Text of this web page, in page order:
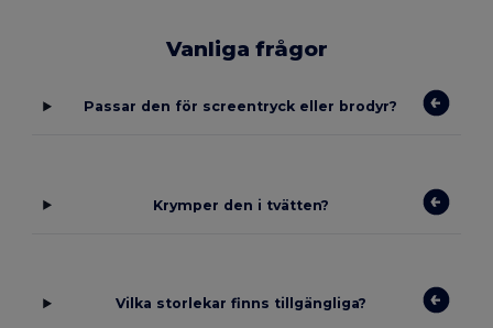
Vanliga frågor
Passar den för screentryck eller brodyr?
Krymper den i tvätten?
Vilka storlekar finns tillgängliga?